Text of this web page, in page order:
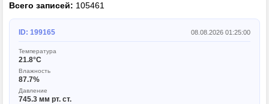
Всего записей: 105461
ID: 199165 08.08.2026 01:25:00
Температура
21.8°C
Влажность
87.7%
Давление
745.3 мм рт. ст.